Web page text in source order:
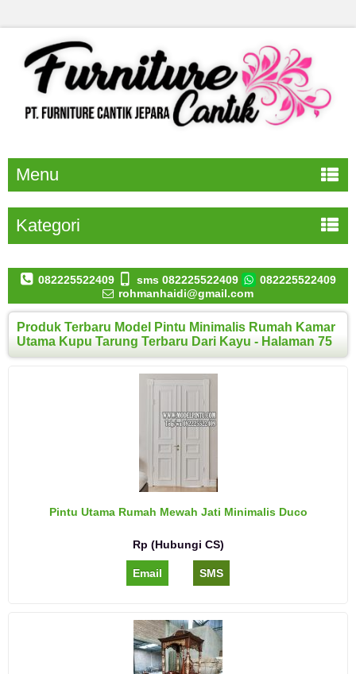
Menu
Kategori
082225522409 sms 082225522409
082225522409
rohmanhaidi@gmail.com
Produk Terbaru Model Pintu Minimalis Rumah Kamar
Utama Kupu Tarung Terbaru Dari Kayu - Halaman 75
Pintu Utama Rumah Mewah Jati Minimalis Duco
Rp (Hubungi CS)
Email SMS